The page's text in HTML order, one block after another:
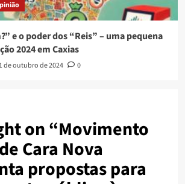
e o poder dos “Reis” – uma pequena
2024 em Caxias
de outubro de 2024 0
on “Movimento
Cara Nova
propostas para